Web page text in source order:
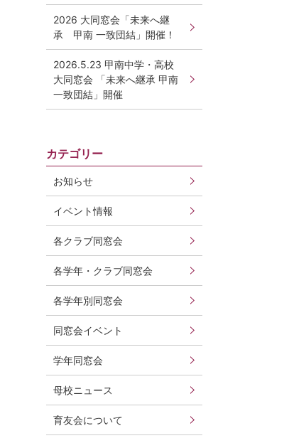
2026 大同窓会「未来へ継
承 甲南 一致団結」開催！
2026.5.23 甲南中学・高校
大同窓会 「未来へ継承 甲南
一致団結」開催
カテゴリー
お知らせ
イベント情報
各クラブ同窓会
各学年・クラブ同窓会
各学年別同窓会
同窓会イベント
学年同窓会
母校ニュース
育友会について